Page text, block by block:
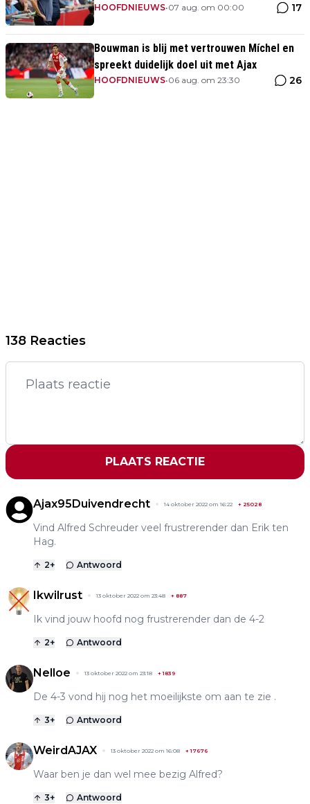
genoeg in de slotfase'
HOOFDNIEUWS•07 aug. om 00:00 17
Bouwman is blij met vertrouwen Míchel en
spreekt duidelijk doel uit met Ajax
HOOFDNIEUWS•06 aug. om 23:30 26
138 Reacties
PLAATS REACTIE
Ajax95Duivendrecht 14 oktober 2022 om 16:22 + 25028
Vind Alfred Schreuder veel frustrerender dan Erik ten
Hag.
2+ Antwoord
Ikwilrust 13 oktober 2022 om 23:48 + 887
Ik vind jouw hoofd nog frustrerender dan de 4-2
2+ Antwoord
Nelloe 13 oktober 2022 om 23:18 +1839
De 4-3 vond hij nog het moeilijkste om aan te zie .
3+ Antwoord
WeirdAJAX 13 oktober 2022 om 16:08 +17676
Waar ben je dan wel mee bezig Alfred?
3+ Antwoord